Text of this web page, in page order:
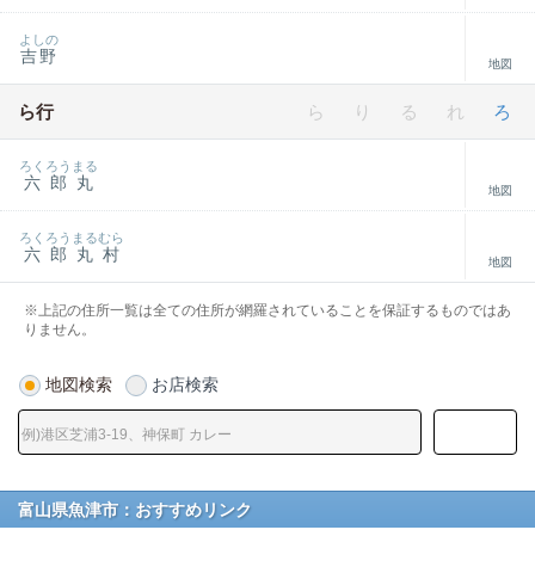
吉野
よしの
地図
ら行 ら り る れ ろ
六郎丸
ろくろうまる
地図
六郎丸村
ろくろうまるむら
地図
※上記の住所一覧は全ての住所が網羅されていることを保証するものではあ
りません。
地図検索 お店検索
富山県魚津市：おすすめリンク